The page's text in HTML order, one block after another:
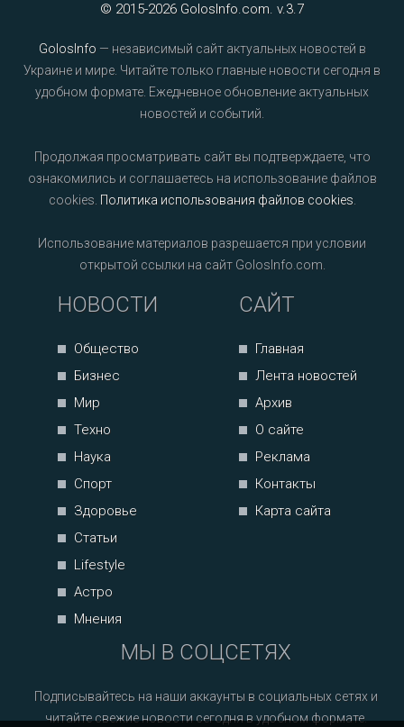
© 2015-2026 GolosInfo.com. v.3.7
GolosInfo — независимый сайт актуальных новостей в
Украине и мире. Читайте только главные новости сегодня в
удобном формате. Ежедневное обновление актуальных
новостей и событий.
Продолжая просматривать сайт вы подтверждаете, что
ознакомились и соглашаетесь на использование файлов
cookies. Политика использования файлов cookies
Использование материалов разрешается при условии
открытой ссылки на сайт GolosInfo.com.
НОВОСТИ
Общество
Бизнес
Мир
Техно
Наука
Спорт
Здоровье
Статьи
Lifestyle
Астро
Мнения
САЙТ
Главная
Лента новостей
Архив
О сайте
Реклама
Контакты
Карта сайта
МЫ В СОЦСЕТЯХ
Подписывайтесь на наши аккаунты в социальных сетях и
читайте свежие новости сегодня в удобном формате.